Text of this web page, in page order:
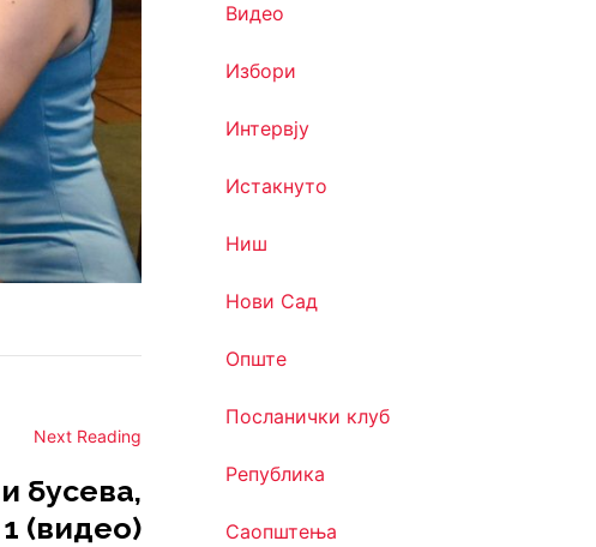
Next Reading
бусева,
(видео)
Видео
Избори
Интервју
Истакнуто
Ниш
Нови Сад
Опште
Посланички клуб
Република
Саопштења